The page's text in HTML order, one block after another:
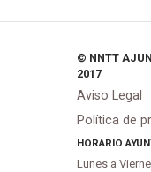
© NNTT
2017
Aviso Legal
Política de
HORARIO
Lunes a